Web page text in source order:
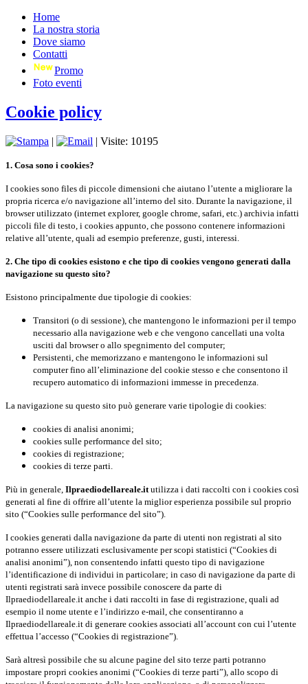
Home
La nostra storia
Dove siamo
Contatti
Promo
Foto eventi
Cookie policy
| | Visite: 10195
1. Cosa sono i cookies?
I cookies sono files di piccole dimensioni che aiutano l’utente a migliorare la
propria ricerca e/o navigazione all’interno del sito. Durante la navigazione, il
browser utilizzato (internet explorer, google chrome, safari, etc.) archivia infatti
piccoli file di testo, i cookies appunto, che possono contenere informazioni
relative all’utente, quali ad esempio preferenze, gusti, interessi.
2. Che tipo di cookies esistono e che tipo di cookies vengono generati dalla
navigazione su questo sito?
Esistono principalmente due tipologie di cookies:
Transitori (o di sessione), che mantengono le informazioni per il tempo
necessario alla navigazione web e che vengono cancellati una volta
usciti dal browser o allo spegnimento del computer;
Persistenti, che memorizzano e mantengono le informazioni sul
computer fino all’eliminazione del cookie stesso e che consentono il
recupero automatico di informazioni immesse in precedenza.
La navigazione su questo sito può generare varie tipologie di cookies:
cookies di analisi anonimi;
cookies sulle performance del sito;
cookies di registrazione;
cookies di terze parti.
Più in generale, Ilpraediodellareale.it utilizza i dati raccolti con i cookies così
generati al fine di offrire all’utente la miglior esperienza possibile sul proprio
sito (“Cookies sulle performance del sito”).
I cookies generati dalla navigazione da parte di utenti non registrati al sito
potranno essere utilizzati esclusivamente per scopi statistici (“Cookies di
analisi anonimi”), non consentendo infatti questo tipo di navigazione
l’identificazione di individui in particolare; in caso di navigazione da parte di
utenti registrati sarà invece possibile conoscere da parte di
Ilpraediodellareale.it anche i dati raccolti in fase di registrazione, quali ad
esempio il nome utente e l’indirizzo e-mail, che consentiranno a
Ilpraediodellareale.it di generare cookies associati all’account con cui l’utente
effettua l’accesso (“Cookies di registrazione”).
Sarà altresì possibile che su alcune pagine del sito terze parti potranno
impostare propri cookies anonimi (“Cookies di terze parti”), allo scopo di